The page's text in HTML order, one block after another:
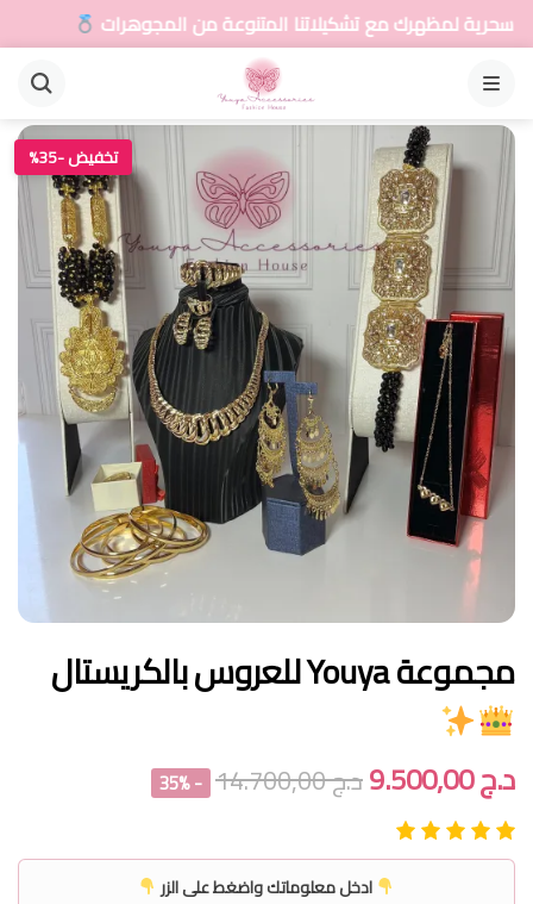
المتنوعة من المجوهرات أضيفي لمسة سحرية
القائمة
تخفيض -35%
مجموعة Youya للعروس بالكريستال
د.ج9.500,00 د.ج14.700,00
- 35%
ادخل معلوماتك واضغط على الزر